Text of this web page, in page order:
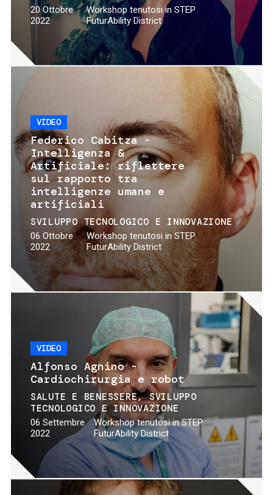
20 Ottobre
2022
Workshop tenutosi in STEP
FuturAbility District
VIDEO
Federico Cabitza -
Intelligenza &
Artificiale: riflettere
sul rapporto tra
intelligenze umane e
artificiali
SVILUPPO TECNOLOGICO E INNOVAZIONE
06 Ottobre
2022
Workshop tenutosi in STEP
FuturAbility District
VIDEO
Alfonso Agnino -
Cardiochirurgia e robot
SALUTE E BENESSERE
SVILUPPO
TECNOLOGICO E INNOVAZIONE
06 Settembre
2022
Workshop tenutosi in STEP
FuturAbility District